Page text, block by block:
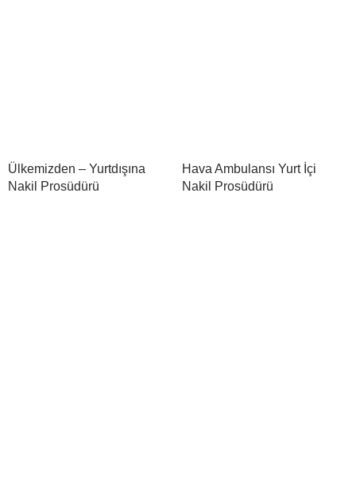
Ülkemizden – Yurtdışına
Nakil Prosüdürü
Hava Ambulansı Yurt İçi
Nakil Prosüdürü